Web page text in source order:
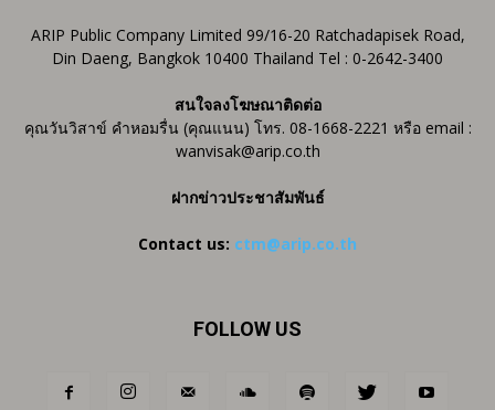
ARIP Public Company Limited 99/16-20 Ratchadapisek Road,
Din Daeng, Bangkok 10400 Thailand Tel : 0-2642-3400
สนใจลงโฆษณาติดต่อ
คุณวันวิสาข์ คำหอมรื่น (คุณแนน) โทร. 08-1668-2221 หรือ email :
wanvisak@arip.co.th
ฝากข่าวประชาสัมพันธ์
Contact us: ctm@arip.co.th
FOLLOW US